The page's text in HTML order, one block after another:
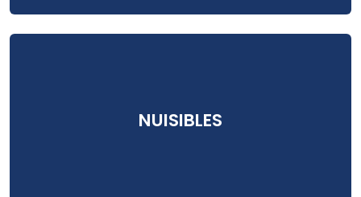
NUISIBLES